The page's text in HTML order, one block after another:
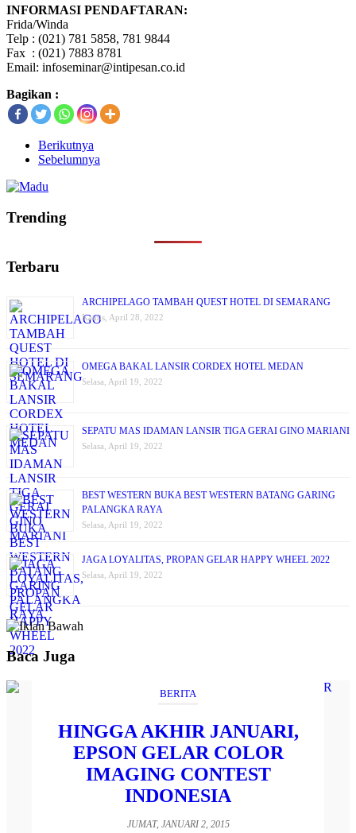
INFORMASI PENDAFTARAN:
Frida/Winda
Telp : (021) 781 5858, 781 9844
Fax : (021) 7883 8781
Email: infoseminar@intipesan.co.id
Bagikan :
Berikutnya
Sebelumnya
Trending
Terbaru
ARCHIPELAGO TAMBAH QUEST HOTEL DI SEMARANG
Kamis, April 28, 2022
OMEGA BAKAL LANSIR CORDEX HOTEL MEDAN
Selasa, April 19, 2022
SEPATU MAS IDAMAN LANSIR TIGA GERAI GINO MARIANI
Selasa, April 19, 2022
BEST WESTERN BUKA BEST WESTERN BATANG GARING
PALANGKA RAYA
Selasa, April 19, 2022
JAGA LOYALITAS, PROPAN GELAR HAPPY WHEEL 2022
Selasa, April 19, 2022
Baca Juga
BERITA
HINGGA AKHIR JANUARI,
EPSON GELAR COLOR
IMAGING CONTEST
INDONESIA
JUMAT, JANUARI 2, 2015